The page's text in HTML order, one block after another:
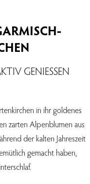
GENIESSEN
in ihr goldenes
zarten Alpenblumen aus
der kalten Jahreszeit
gemacht haben,